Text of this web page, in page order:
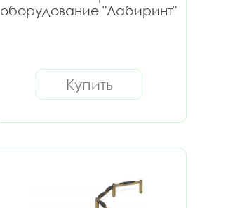
оборудование "Лабиринт"
Купить